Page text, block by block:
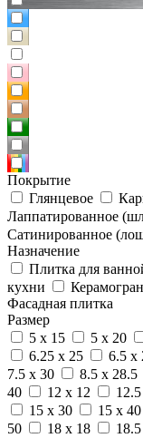
Покрытие
Глянцевое
Лаппатированное
Сатинированное
Назначение
Плитка для
кухни
Фасадная плитка
Размер
5 x 15
5 x 20
6.25 x 25
6.5 x
7.5 x 30
8.5 x 28.5
40
12 x 12
15 x 30
15 x 40
50
18 x 18